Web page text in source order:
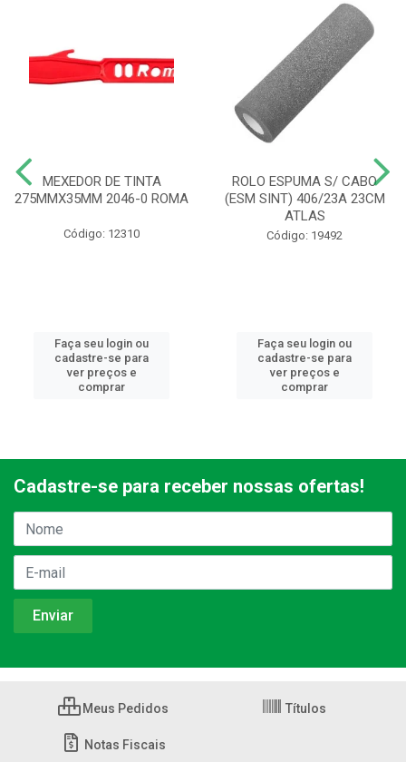
MEXEDOR DE TINTA
275MMX35MM 2046-0 ROMA
Código: 12310
Faça seu login ou
cadastre-se para
ver preços e
comprar
ROLO ESPUMA S/ CABO
(ESM SINT) 406/23A 23CM
ATLAS
Código: 19492
Faça seu login ou
cadastre-se para
ver preços e
comprar
Cadastre-se para receber nossas ofertas!
Meus Pedidos Títulos
Notas Fiscais